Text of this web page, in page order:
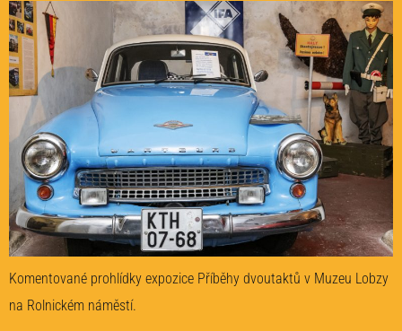
Komentované prohlídky expozice Příběhy dvoutaktů v Muzeu Lobzy
na Rolnickém náměstí.